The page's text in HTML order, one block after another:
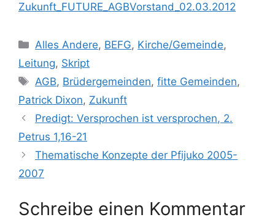
Zukunft_FUTURE_AGBVorstand_02.03.2012
Kategorien
Alles Andere, BEFG, Kirche/Gemeinde,
Leitung, Skript
Schlagwörter
AGB, Brüdergemeinden,fitte Gemeinden,
Patrick Dixon, Zukunft
Predigt: Versprochen ist versprochen, 2.
Petrus 1,16-21
Thematische Konzepte der Pfijuko 2005-
2007
Schreibe einen Kommentar